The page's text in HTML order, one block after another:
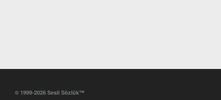
© 1999-2026 Sesli Sözlük™